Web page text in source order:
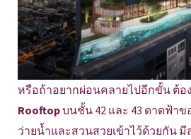
หรือถ้าอยากผ่อนคลายไปอีกขั้น ต้อ
Rooftopบนชั้น 42 และ 43 ดาดฟ้าข
ว่ายน้ำและสวนสวยเข้าไว้ด้วยกัน มี